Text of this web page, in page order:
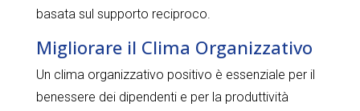
basata sul supporto reciproco.
Migliorare il Clima Organizzativo
Un clima organizzativo positivo è essenziale per il
benessere dei dipendenti e per la produttività